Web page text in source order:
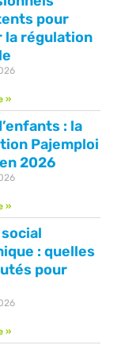
pour
la régulation
»
: la
Pajemploi
2026
»
: quelles
pour
»